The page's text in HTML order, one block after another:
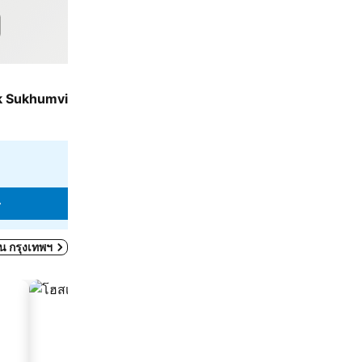
by IHG
กรุงเทพฯ